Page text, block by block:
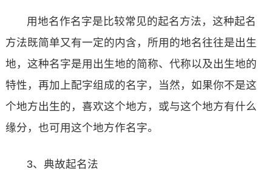
用地名作名字是比较常见的起名方法，这种起名
方法既简单又有一定的内含，所用的地名往往是出生
地，这种名字是用出生地的简称、代称以及出生地的
特性，再加上配字组成的名字，当然，如果你不是这
个地方出生的，喜欢这个地方，或与这个地方有什么
缘分，也可用这个地方作名字。
3、典故起名法